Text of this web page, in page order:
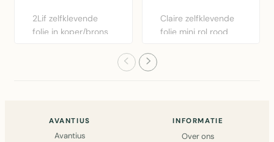
2Lif zelfklevende
folie in koper/brons
Claire zelfklevende
folie mini rol rood
AVANTIUS
Avantius
INFORMATIE
Over ons